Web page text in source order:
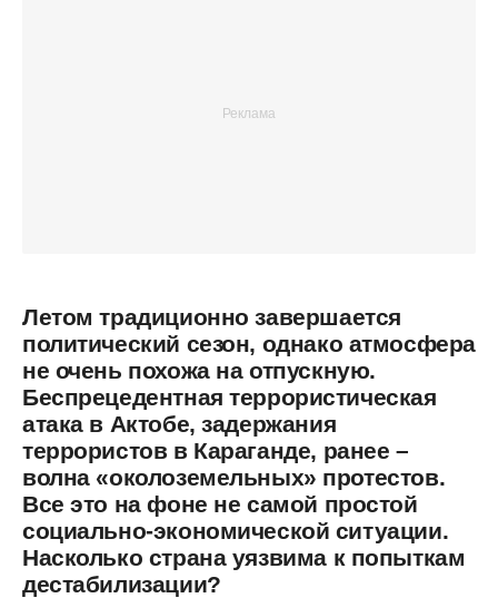
Летом традиционно завершается
политический сезон, однако атмосфера
не очень похожа на отпускную.
Беспрецедентная террористическая
атака в Актобе, задержания
террористов в Караганде, ранее –
волна «околоземельных» протестов.
Все это на фоне не самой простой
социально-экономической ситуации.
Насколько страна уязвима к попыткам
дестабилизации?